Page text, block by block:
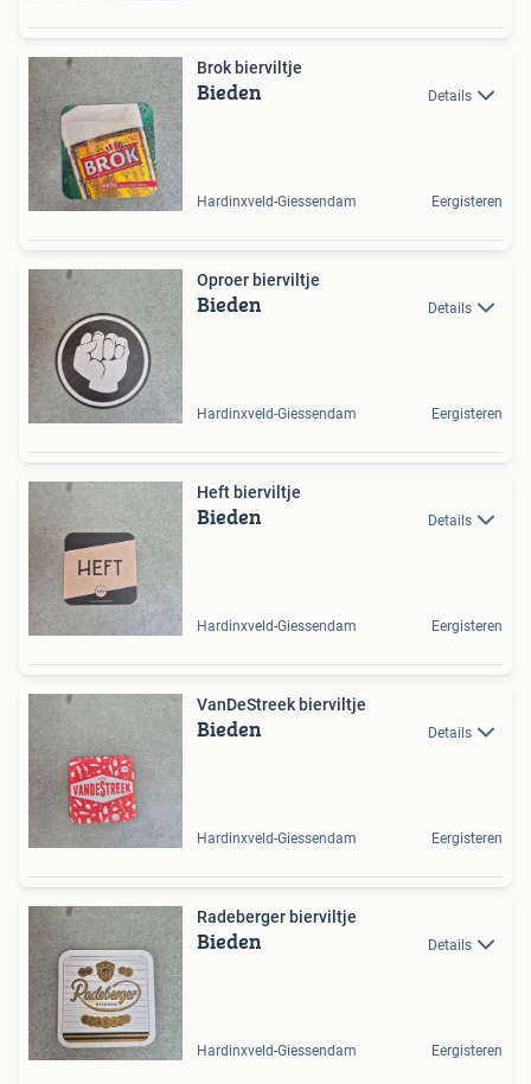
Brok bierviltje
Bieden Details
Hardinxveld-Giessendam Eergisteren
Oproer bierviltje
Bieden Details
Hardinxveld-Giessendam Eergisteren
Heft bierviltje
Bieden Details
Hardinxveld-Giessendam Eergisteren
VanDeStreek bierviltje
Bieden Details
Hardinxveld-Giessendam Eergisteren
Radeberger bierviltje
Bieden Details
Hardinxveld-Giessendam Eergisteren